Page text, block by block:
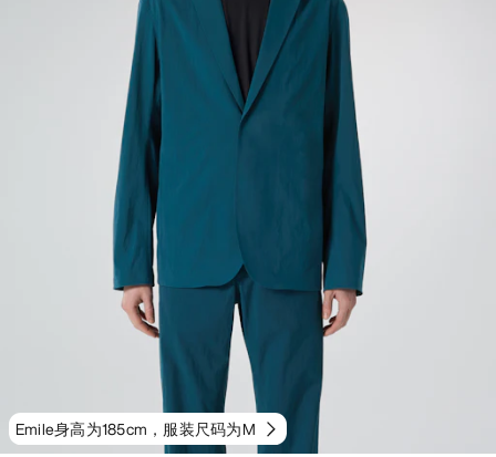
Emile身高为185cm，服装尺码为M